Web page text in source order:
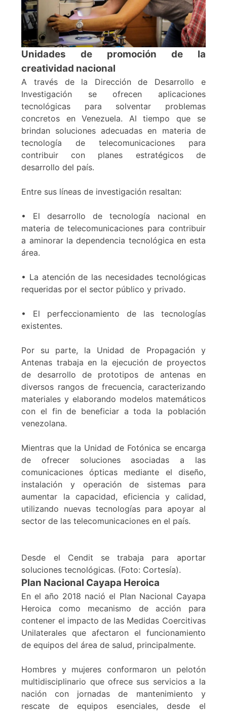
Unidades de promoción de la
creatividad nacional
A través de la Dirección de Desarrollo e
Investigación se ofrecen aplicaciones
tecnológicas para solventar problemas
concretos en Venezuela. Al tiempo que se
brindan soluciones adecuadas en materia de
tecnología de telecomunicaciones para
contribuir con planes estratégicos de
desarrollo del país.
Entre sus líneas de investigación resaltan:
• El desarrollo de tecnología nacional en
materia de telecomunicaciones para contribuir
a aminorar la dependencia tecnológica en esta
área.
• La atención de las necesidades tecnológicas
requeridas por el sector público y privado.
• El perfeccionamiento de las tecnologías
existentes.
Por su parte, la Unidad de Propagación y
Antenas trabaja en la ejecución de proyectos
de desarrollo de prototipos de antenas en
diversos rangos de frecuencia, caracterizando
materiales y elaborando modelos matemáticos
con el fin de beneficiar a toda la población
venezolana.
Mientras que la Unidad de Fotónica se encarga
de ofrecer soluciones asociadas a las
comunicaciones ópticas mediante el diseño,
instalación y operación de sistemas para
aumentar la capacidad, eficiencia y calidad,
utilizando nuevas tecnologías para apoyar al
sector de las telecomunicaciones en el país.
Desde el Cendit se trabaja para aportar
soluciones tecnológicas. (Foto: Cortesía).
Plan Nacional Cayapa Heroica
En el año 2018 nació el Plan Nacional Cayapa
Heroica como mecanismo de acción para
contener el impacto de las Medidas Coercitivas
Unilaterales que afectaron el funcionamiento
de equipos del área de salud, principalmente.
Hombres y mujeres conformaron un pelotón
multidisciplinario que ofrece sus servicios a la
nación con jornadas de mantenimiento y
rescate de equipos esenciales, desde el